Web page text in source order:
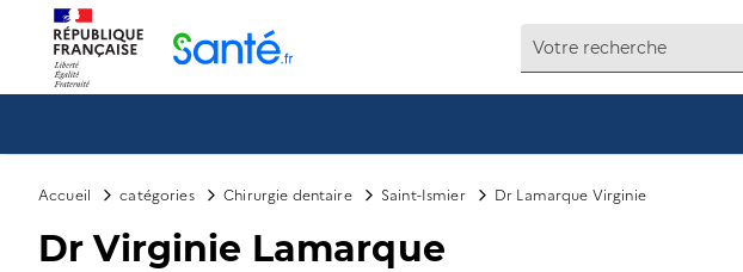
Accueil catégories Chirurgie dentaire Saint-Ismier Dr Lamarque Virginie
Dr Virginie Lamarque
Panneau de gestion des cookies